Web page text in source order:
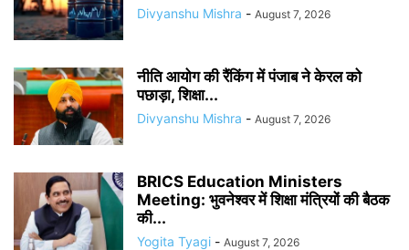
Divyanshu Mishra - August 7, 2026
नीति आयोग की रैंकिंग में पंजाब ने केरल को
पछाड़ा, शिक्षा...
Divyanshu Mishra - August 7, 2026
BRICS Education Ministers
Meeting: भुवनेश्वर में शिक्षा मंत्रियों की बैठक
की...
Yogita Tyagi - August 7, 2026